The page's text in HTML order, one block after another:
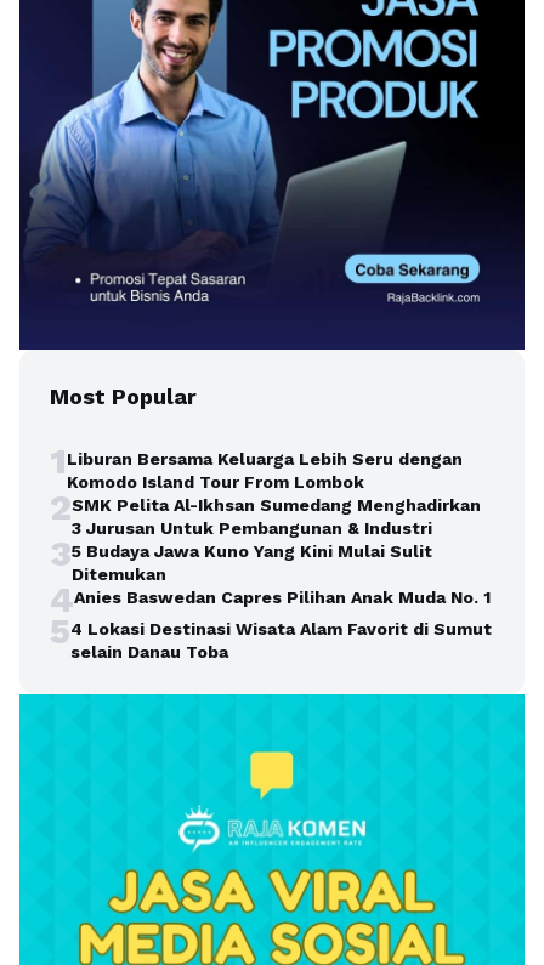
Most Popular
1Liburan Bersama Keluarga Lebih Seru dengan
Komodo Island Tour From Lombok
2SMK Pelita Al-Ikhsan Sumedang Menghadirkan
3 Jurusan Untuk Pembangunan & Industri
35 Budaya Jawa Kuno Yang Kini Mulai Sulit
Ditemukan
4Anies Baswedan Capres Pilihan Anak Muda No. 1
54 Lokasi Destinasi Wisata Alam Favorit di Sumut
selain Danau Toba